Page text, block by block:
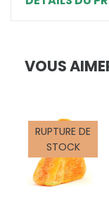
VOUS
RUPTURE DE
STOCK